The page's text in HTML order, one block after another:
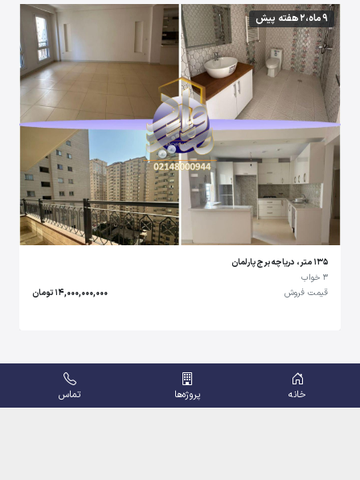
9 ماه،2 هفته پیش
135 متر، دریاچه برج پارلمان
3 خواب
قیمت فروش
14,000,000,000 تومان
خانه پروژه‌ها تماس